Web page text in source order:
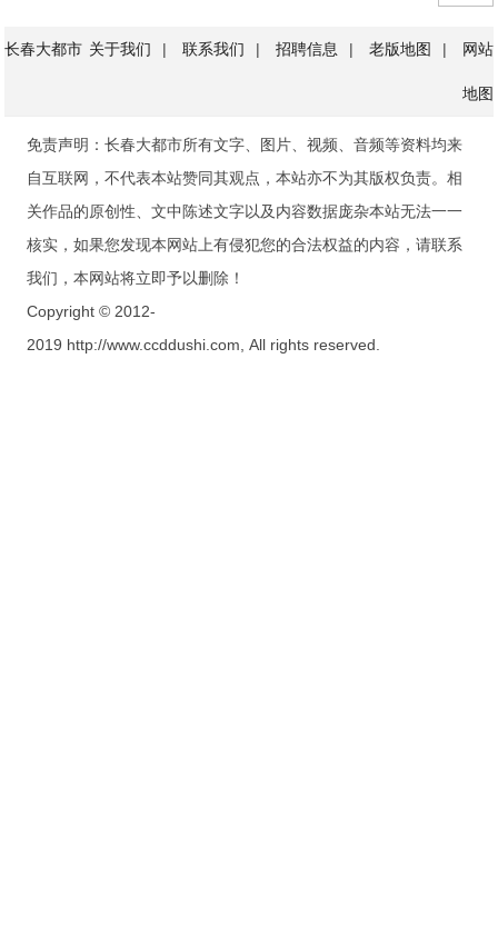
长春大都市 关于我们 | 联系我们 | 招聘信息 | 老版地图 | 网站
地图
免责声明：长春大都市所有文字、图片、视频、音频等资料均来
自互联网，不代表本站赞同其观点，本站亦不为其版权负责。相
关作品的原创性、文中陈述文字以及内容数据庞杂本站无法一一
核实，如果您发现本网站上有侵犯您的合法权益的内容，请联系
我们，本网站将立即予以删除！
Copyright © 2012-
2019 http://www.ccddushi.com, All rights reserved.